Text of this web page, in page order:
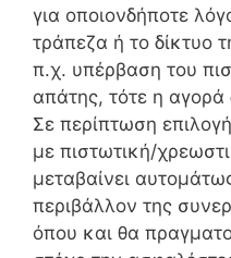
για οποιονδήποτε
τράπεζα ή το δίκτυο
π.χ. υπέρβαση του
απάτης, τότε η αγορά
Σε περίπτωση
με πιστωτική/
μεταβαίνει
περιβάλλον της
όπου και θα